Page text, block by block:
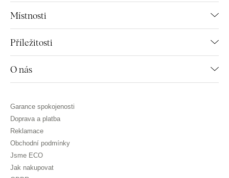
Místnosti
Příležitosti
O nás
Garance spokojenosti
Doprava a platba
Reklamace
Obchodní podmínky
Jsme ECO
Jak nakupovat